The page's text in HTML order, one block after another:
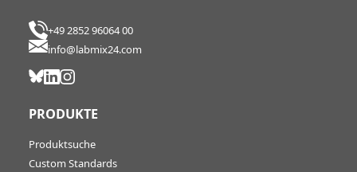
+49 2852 96064 00
info@labmix24.com
PRODUKTE
Produktsuche
Custom Standards